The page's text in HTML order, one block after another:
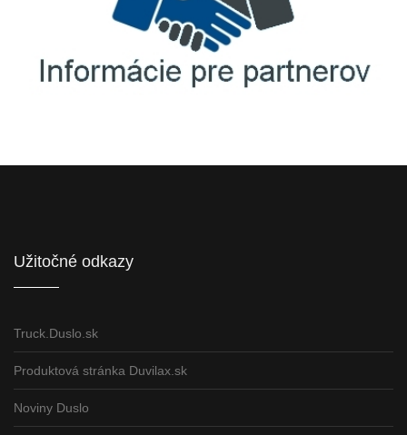
Užitočné odkazy
Truck.Duslo.sk
Produktová stránka Duvilax.sk
Noviny Duslo